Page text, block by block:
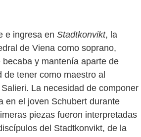
e ingresa en Stadtkonvikt, la
de Viena como soprano,
y mantenía aparte de
de tener como maestro al
La necesidad de componer
en el joven Schubert durante
piezas fueron interpretadas
del Stadtkonvikt, de la